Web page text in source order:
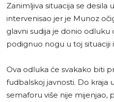
Zanimljiva situacija se desila
intervenisao jer je Munoz
glavni sudija je donio odluku
podignuo nogu u toj situaciji
Ova odluka će svakako biti
fudbalskoj javnosti. Do kraja
semaforu više nije mijenjao,